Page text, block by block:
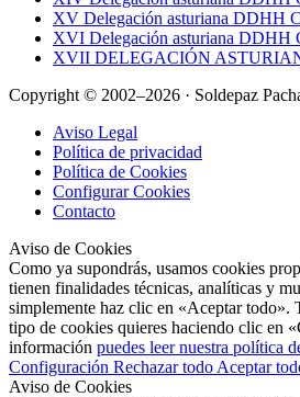
XV Delegación asturiana DDHH
XVI Delegación asturiana DDHH
XVII DELEGACIÓN
Copyright © 2002–2026 · Soldepaz
Aviso Legal
Política de privacidad
Política de Cookies
Configurar Cookies
Contacto
Aviso de Cookies
Como ya supondrás, usamos cookies
tienen finalidades técnicas, analíticas y
simplemente haz clic en «Aceptar todo».
tipo de cookies quieres haciendo clic en
información puedes leer nuestra política
Configuración Rechazar todo Aceptar
Aviso de Cookies